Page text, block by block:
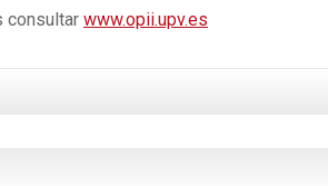
consultar www.opii.upv.es